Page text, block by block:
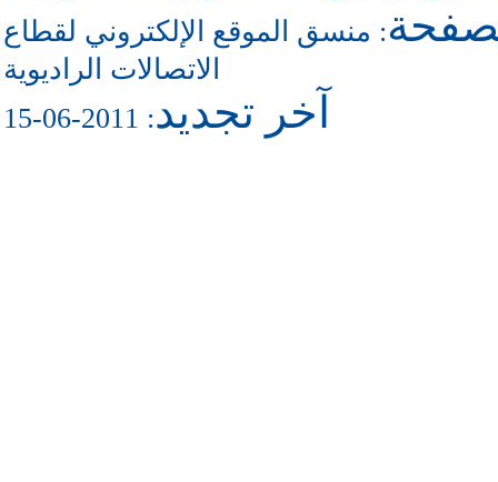
: منسق الموقع الإلكتروني لقطاع
الاتصالات الراديوية
آخر تجديد: 2011-06-15